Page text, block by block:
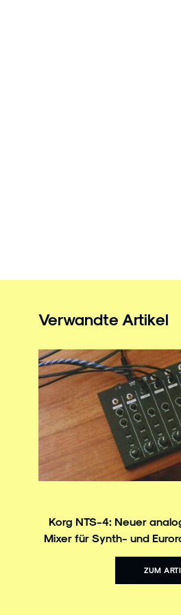
Verwandte Artikel
Korg NTS-4: Neuer
Mixer für Synth- und
ZUM